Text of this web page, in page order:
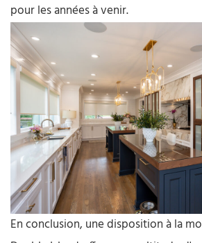
pour les années à venir.
En conclusion, une disposition à la